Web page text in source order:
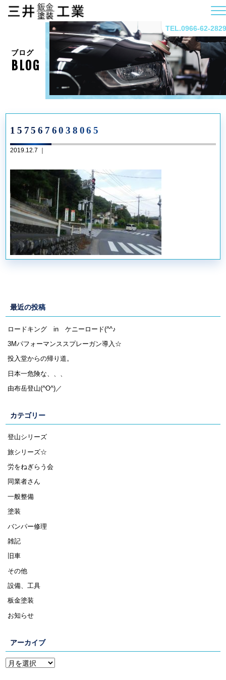
TEL.0966-62-2829
ブログ
BLOG
1575676038065
2019.12.7 ｜
最近の投稿
ロードキング in ケニーロード(^^♪
3Mパフォーマンススプレーガン導入☆
投入堂からの帰り道。
日本一危険な、、、
由布岳登山(^O^)／
カテゴリー
登山シリーズ
旅シリーズ☆
労をねぎらう会
同業者さん
一般整備
塗装
バンパー修理
雑記
旧車
その他
設備、工具
板金塗装
お知らせ
アーカイブ